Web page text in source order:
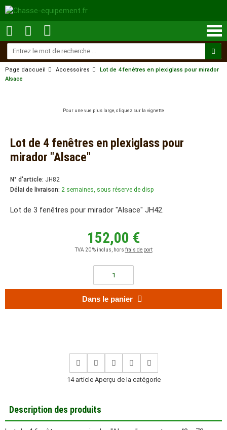
Page daccueil Accessoires
Lot de 4 fenêtres en plexiglass pour mirador
Alsace
Pour une vue plus large, cliquez sur la vignette
Lot de 4 fenêtres en plexiglass pour
mirador "Alsace"
N° d'article: JH82
Délai de livraison: 2 semaines, sous réserve de disp
Lot de 3 fenêtres pour mirador "Alsace" JH42.
152,00 €
TVA 20 % inclus, hors frais de port
Dans le panier
14 article Aperçu de la catégorie
Description des produits